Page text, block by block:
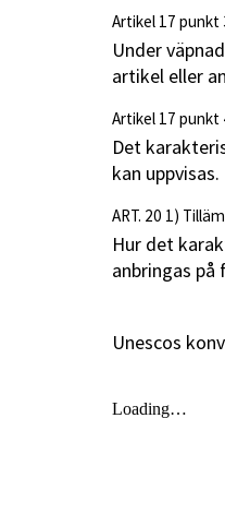
Artikel 17 punkt
Under
artikel eller
Artikel 17 punkt
Det
kan uppvisas.
ART. 20 1)
Hur det
anbringas
Unescos